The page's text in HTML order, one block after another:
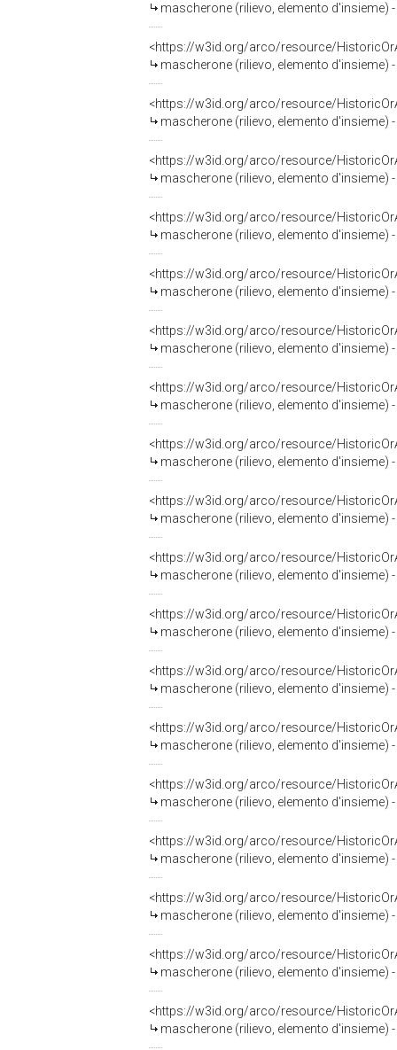
mascherone (rilievo, elemento d'insieme)
<https://w3id.org/arco/resource/
mascherone (rilievo, elemento d'insieme)
<https://w3id.org/arco/resource/
mascherone (rilievo, elemento d'insieme)
<https://w3id.org/arco/resource/
mascherone (rilievo, elemento d'insieme)
<https://w3id.org/arco/resource/
mascherone (rilievo, elemento d'insieme)
<https://w3id.org/arco/resource/
mascherone (rilievo, elemento d'insieme)
<https://w3id.org/arco/resource/
mascherone (rilievo, elemento d'insieme)
<https://w3id.org/arco/resource/
mascherone (rilievo, elemento d'insieme)
<https://w3id.org/arco/resource/
mascherone (rilievo, elemento d'insieme)
<https://w3id.org/arco/resource/
mascherone (rilievo, elemento d'insieme)
<https://w3id.org/arco/resource/
mascherone (rilievo, elemento d'insieme)
<https://w3id.org/arco/resource/
mascherone (rilievo, elemento d'insieme)
<https://w3id.org/arco/resource/
mascherone (rilievo, elemento d'insieme)
<https://w3id.org/arco/resource/
mascherone (rilievo, elemento d'insieme)
<https://w3id.org/arco/resource/
mascherone (rilievo, elemento d'insieme)
<https://w3id.org/arco/resource/
mascherone (rilievo, elemento d'insieme)
<https://w3id.org/arco/resource/
mascherone (rilievo, elemento d'insieme)
<https://w3id.org/arco/resource/
mascherone (rilievo, elemento d'insieme)
<https://w3id.org/arco/resource/
mascherone (rilievo, elemento d'insieme)